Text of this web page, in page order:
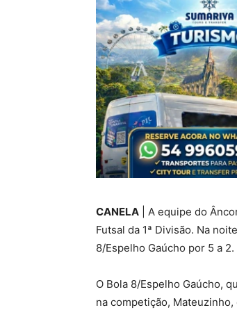
CANELA | A equipe do
Futsal da 1ª Divisão. Na
8/Espelho Gaúcho por 5 a
O Bola 8/Espelho Gaúcho,
na competição,